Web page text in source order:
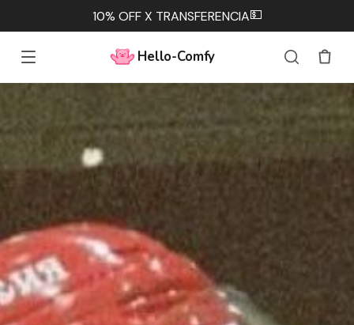
10% OFF X TRANSFERENCIA💵
Hello-Comfy